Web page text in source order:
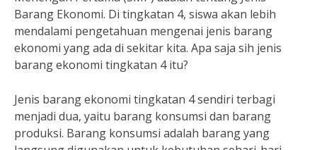
Barang Ekonomi. Di tingkatan 4, siswa akan lebih
mendalami pengetahuan mengenai jenis barang
ekonomi yang ada di sekitar kita. Apa saja sih jenis
barang ekonomi tingkatan 4 itu?
Jenis barang ekonomi tingkatan 4 sendiri terbagi
menjadi dua, yaitu barang konsumsi dan barang
produksi. Barang konsumsi adalah barang yang